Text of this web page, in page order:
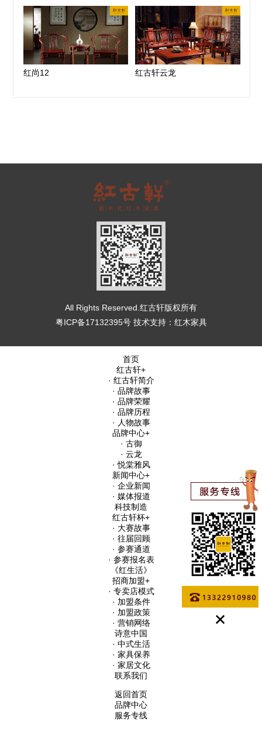
红尚12 红古轩云龙
All Rights Reserved.红古轩版权所有
粤ICP备17132395号技术支持： 红木家具
首页
红古轩+
· 红古轩简介
· 品牌故事
· 品牌荣耀
· 品牌历程
· 人物故事
品牌中心+
· 古御
· 云龙
· 悦棠雅风
新闻中心+
· 企业新闻
· 媒体报道
科技制造
红古轩杯+
· 大赛故事
· 往届回顾
· 参赛通道
· 参赛报名表
《红生活》
招商加盟+
· 专卖店模式
· 加盟条件
· 加盟政策
· 营销网络
诗意中国
· 中式生活
· 家具保养
· 家居文化
联系我们
返回首页
品牌中心
服务专线